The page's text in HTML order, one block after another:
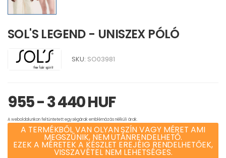
SOL'S LEGEND - UNISZEX PÓLÓ
SKU: SO03981
955 - 3 440 HUF
A weboldalunkon feltüntetett egységárak emblémázás nélküli árak.
A TERMÉKBŐL VAN OLYAN SZÍN VAGY MÉRET AMI
MEGSZŰNIK, NEM UTÁNRENDELHETŐ.
EZEK A MÉRETEK A KÉSZLET EREJÉIG RENDELHETŐEK,
VISSZAVÉTEL NEM LEHETSÉGES.